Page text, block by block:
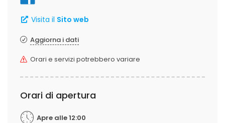
Visita il Sito web
Aggiorna i dati
Orari e servizi potrebbero variare
Orari di apertura
Apre alle 12:00